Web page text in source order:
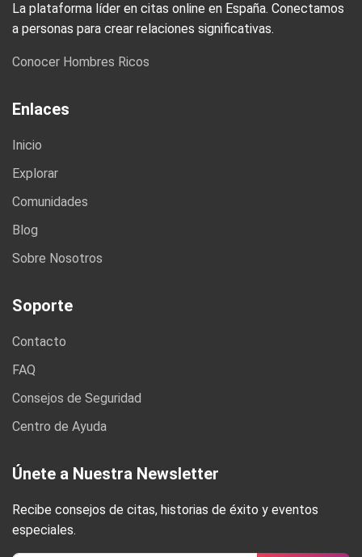
La plataforma líder en citas online en España. Conectamos
a personas para crear relaciones significativas.
Conocer Hombres Ricos
Enlaces
Inicio
Explorar
Comunidades
Blog
Sobre Nosotros
Soporte
Contacto
FAQ
Consejos de Seguridad
Centro de Ayuda
Únete a Nuestra Newsletter
Recibe consejos de citas, historias de éxito y eventos
especiales.